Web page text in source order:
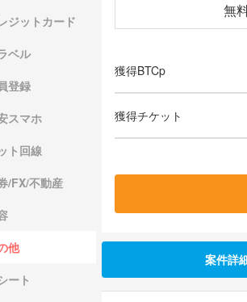
ジットカード
ベル
登録
スマホ
ト回線
/FX/不動産
他
ート
無
獲得BTCp
獲得チケット
案件詳